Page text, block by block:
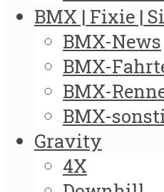
BMX | Fixie |
BMX-News
BMX-
BMX-
BMX-
Gravity
4X